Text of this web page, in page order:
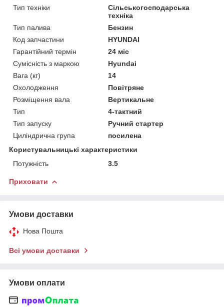
Тип техніки
Сільськогосподарська
техніка
Тип палива
Бензин
Код запчастини
HYUNDAI
Гарантійний термін
24 міс
Сумісність з маркою
Hyundai
Вага (кг)
14
Охолодження
Повітряне
Розміщення вала
Вертикальне
Тип
4-тактний
Тип запуску
Ручний стартер
Циліндрична група
посилена
Користувальницькі характеристики
Потужність
3.5
Приховати
Умови доставки
Нова Пошта
Всі умови доставки
Умови оплати